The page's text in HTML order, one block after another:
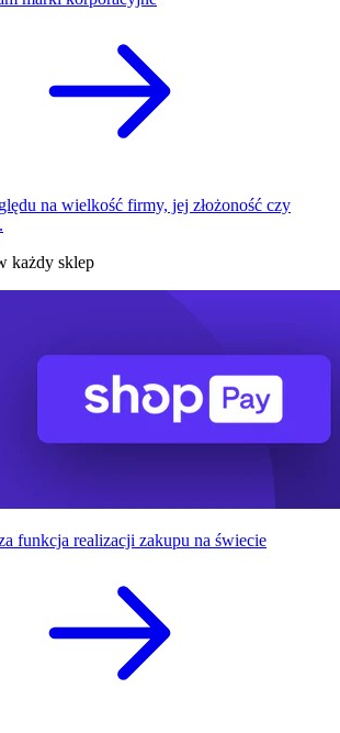
na wielkość firmy, jej złożoność czy
każdy sklep
funkcja realizacji zakupu na świecie